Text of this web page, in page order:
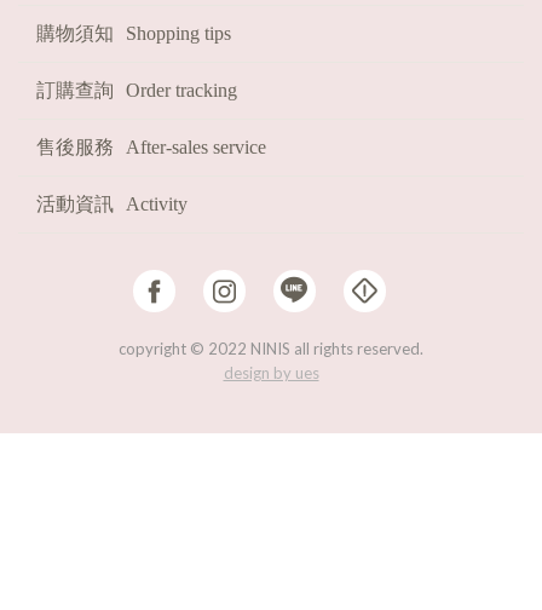
FAST現貨
2026福袋
購物須知 Shopping tips
訂購查詢 Order tracking
售後服務 After-sales service
活動資訊 Activity
copyright © 2022 NINIS all rights reserved.
design by ues